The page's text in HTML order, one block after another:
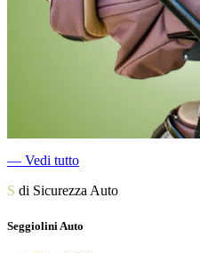
― Vedi tutto
S di Sicurezza Auto
Seggiolini Auto